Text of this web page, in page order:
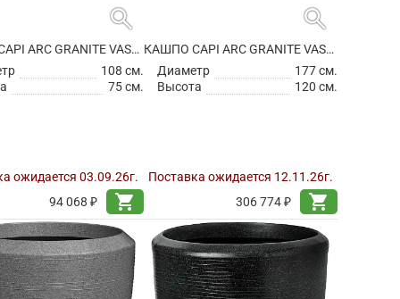
search
КАШПО CAPI ARC GRANITE VASE BALL WHITE
108 см.
75 см.
ожидается 03.09.26г.
94 068 ₽
shopping_cart
search
КАШПО CAPI ARC GRANITE VASE BALL WHITE
Диаметр
177 см.
Высота
120 см.
Поставка ожидается 12.11.26г.
306 774 ₽
shopping_cart